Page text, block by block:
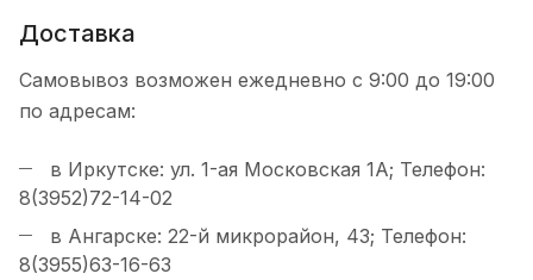
Доставка
Самовывоз возможен ежедневно с 9:00 до 19:00
по адресам:
в Иркутске: ул. 1-ая Московская 1А; Телефон:
8(3952)72-14-02
в Ангарске: 22-й микрорайон, 43; Телефон:
8(3955)63-16-63